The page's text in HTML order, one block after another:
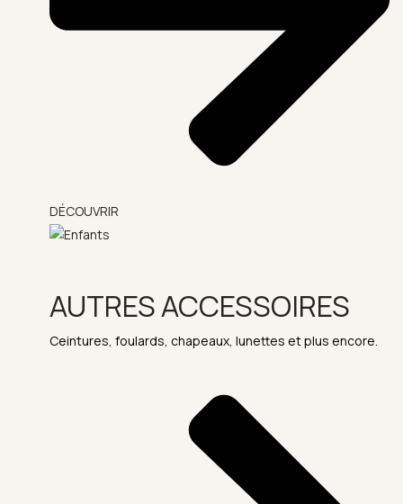
DÉCOUVRIR
AUTRES ACCESSOIRES
Ceintures, foulards, chapeaux, lunettes et plus encore.